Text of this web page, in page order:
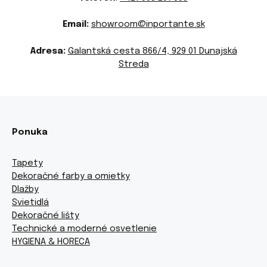
Email: showroom@inportante.sk
Adresa: Galantská cesta 866/4, 929 01 Dunajská
Streda
Ponuka
Tapety
Dekoračné farby a omietky
Dlažby
Svietidlá
Dekoračné lišty
Technické a moderné osvetlenie
HYGIENA & HORECA